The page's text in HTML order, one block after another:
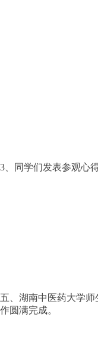
3、同学们发表参观心
五、湖南中医药大学
作圆满完成。